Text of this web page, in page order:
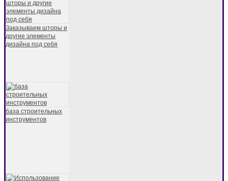
Заказываем шторы и
другие элементы
дизайна под себя
база строительных
инструментов